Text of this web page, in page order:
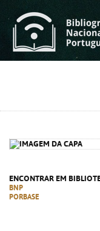
ENCONTRAR EM
BNP
PORBASE